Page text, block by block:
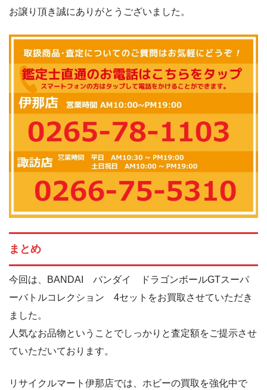
お譲り頂き誠にありがとうございました。
まとめ
今回は、BANDAI バンダイ ドラゴンボールGTスーパ
ーバトルコレクション 4セットをお買取させていただき
ました。
人気なお品物ということでしっかりと査定額をご提示させ
ていただいております。
リサイクルマート伊那店では、ホビーの買取を強化中で